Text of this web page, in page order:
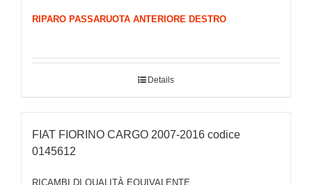
RIPARO PASSARUOTA ANTERIORE DESTRO
Details
FIAT FIORINO CARGO 2007-2016 codice
0145612
RICAMBI DI QUALITÀ EQUIVALENTE